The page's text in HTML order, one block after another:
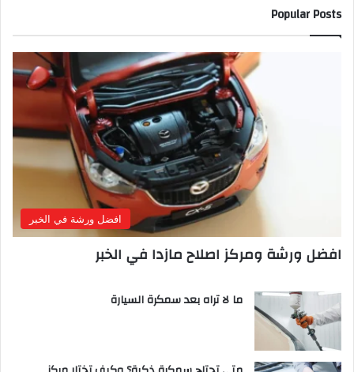
Popular Posts
افضل ورشة في الخبر
افضل ورشة ومركز اصلاح مازدا في الخبر
ما لا تراه بعد سمكرة السيارة